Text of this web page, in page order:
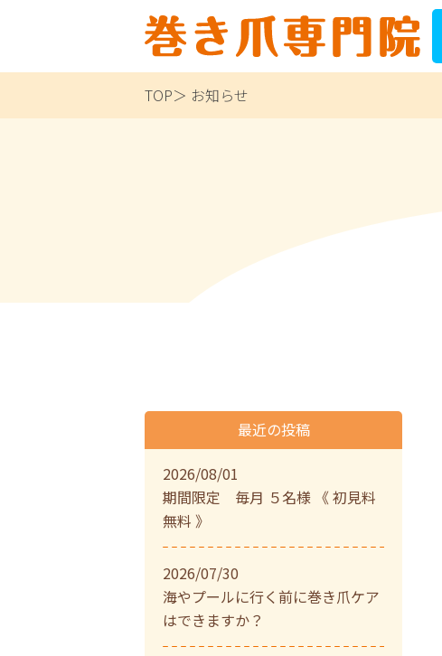
TOP お知らせ
最近の投稿
2026/08/01
期間限定 毎月 ５名様 《 初見料
無料 》
2026/07/30
海やプールに行く前に巻き爪ケア
はできますか？